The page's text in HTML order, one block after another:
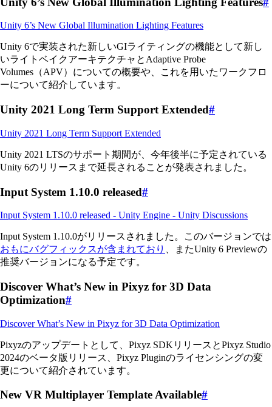
Unity 6’s New Global Illumination Lighting Features
Unity 6で実装された新しいGIライティングの機能として新し
いライトベイクアーキテクチャとAdaptive Probe
Volumes（APV）についての概要や、これを用いたワークフロ
ーについて紹介しています。
Unity 2021 Long Term Support Extended#
Unity 2021 Long Term Support Extended
Unity 2021 LTSのサポート期間が、今年後半に予定されている
Unity 6のリリースまで延長されることが発表されました。
Input System 1.10.0 released#
Input System 1.10.0 released - Unity Engine - Unity Discussions
Input System 1.10.0がリリースされました。このバージョンでは
おもにバグフィックスが含まれており
、またUnity 6 Previewの
推奨バージョンになる予定です。
Discover What’s New in Pixyz for 3D Data
Optimization#
Discover What’s New in Pixyz for 3D Data Optimization
Pixyzのアップデートとして、Pixyz SDKリリースとPixyz Studio
2024のベータ版リリース、Pixyz Pluginのライセンシングの変
更について紹介されています。
New VR Multiplayer Template Available#